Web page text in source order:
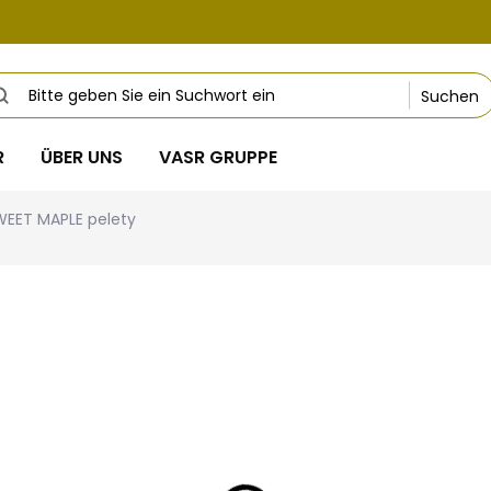
Suchen
ÜBER UNS VASR GRUPPE
MAPLE pelety